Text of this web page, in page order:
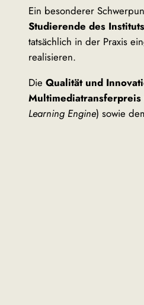
Ein besonderer
Studierende des Instituts
tatsächlich in der Praxis
realisieren.
Die Qualität und
Multimediatransferpreis
Learning Engine) sowie